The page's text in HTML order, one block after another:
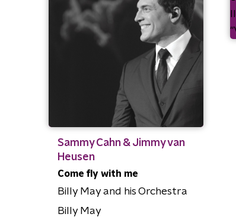
Sammy Cahn & Jimmy van
Heusen
Come fly with me
Billy May and his Orchestra
Billy May